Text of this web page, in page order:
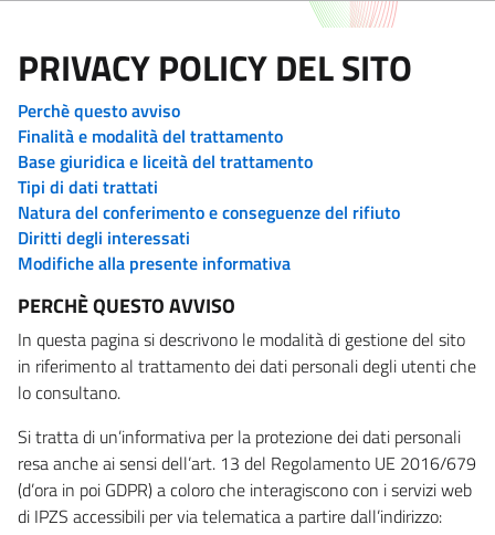
PRIVACY POLICY DEL SITO
Perchè questo avviso
Finalità e modalità del trattamento
Base giuridica e liceità del trattamento
Tipi di dati trattati
Natura del conferimento e conseguenze del rifiuto
Diritti degli interessati
Modifiche alla presente informativa
PERCHÈ QUESTO AVVISO
In questa pagina si descrivono le modalità di gestione del sito
in riferimento al trattamento dei dati personali degli utenti che
lo consultano.
Si tratta di un’informativa per la protezione dei dati personali
resa anche ai sensi dell’art. 13 del Regolamento UE 2016/679
(d’ora in poi GDPR) a coloro che interagiscono con i servizi web
di IPZS accessibili per via telematica a partire dall’indirizzo: